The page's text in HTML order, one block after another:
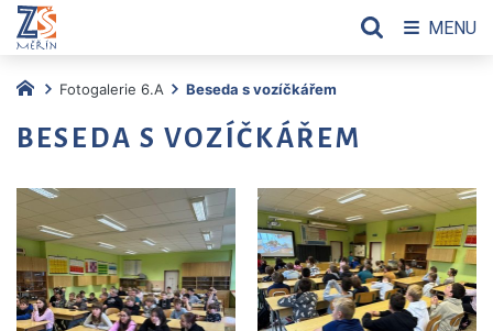
Fotogalerie 6.A Beseda s vozíčkářem
BESEDA S VOZÍČKÁŘEM
MENU